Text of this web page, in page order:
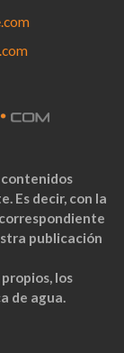
Es decir, con la
publicación
los
de agua.